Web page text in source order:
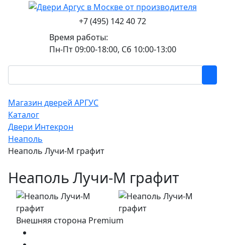
+7 (495) 142 40 72
Время работы:
Пн-Пт 09:00-18:00, Сб 10:00-13:00
Магазин дверей АРГУС
Каталог
Двери Интекрон
Неаполь
Неаполь Лучи-М графит
Неаполь Лучи-М графит
Внешняя сторона Premium